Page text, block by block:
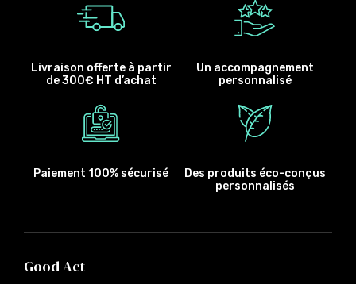
Livraison offerte à partir
de 300€ HT d’achat
Un accompagnement
personnalisé
Paiement 100% sécurisé
Des produits éco-conçus
personnalisés
Good Act